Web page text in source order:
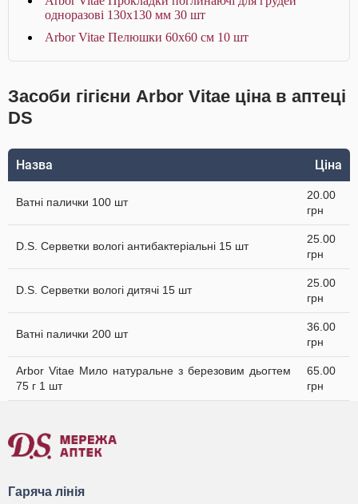
одноразові 130х130 мм 30 шт
Arbor Vitae Пелюшки 60х60 см 10 шт
Засоби гігієни Arbor Vitae ціна в аптеці
DS
Назва Ціна
Ватні палички 100 шт
20.00
грн
D.S. Серветки вологі антибактеріальні 15 шт
25.00
грн
D.S. Серветки вологі дитячі 15 шт
25.00
грн
Ватні палички 200 шт
36.00
грн
Arbor Vitae Мило натуральне з березовим дьогтем
75 г 1 шт
65.00
грн
Гаряча лінія